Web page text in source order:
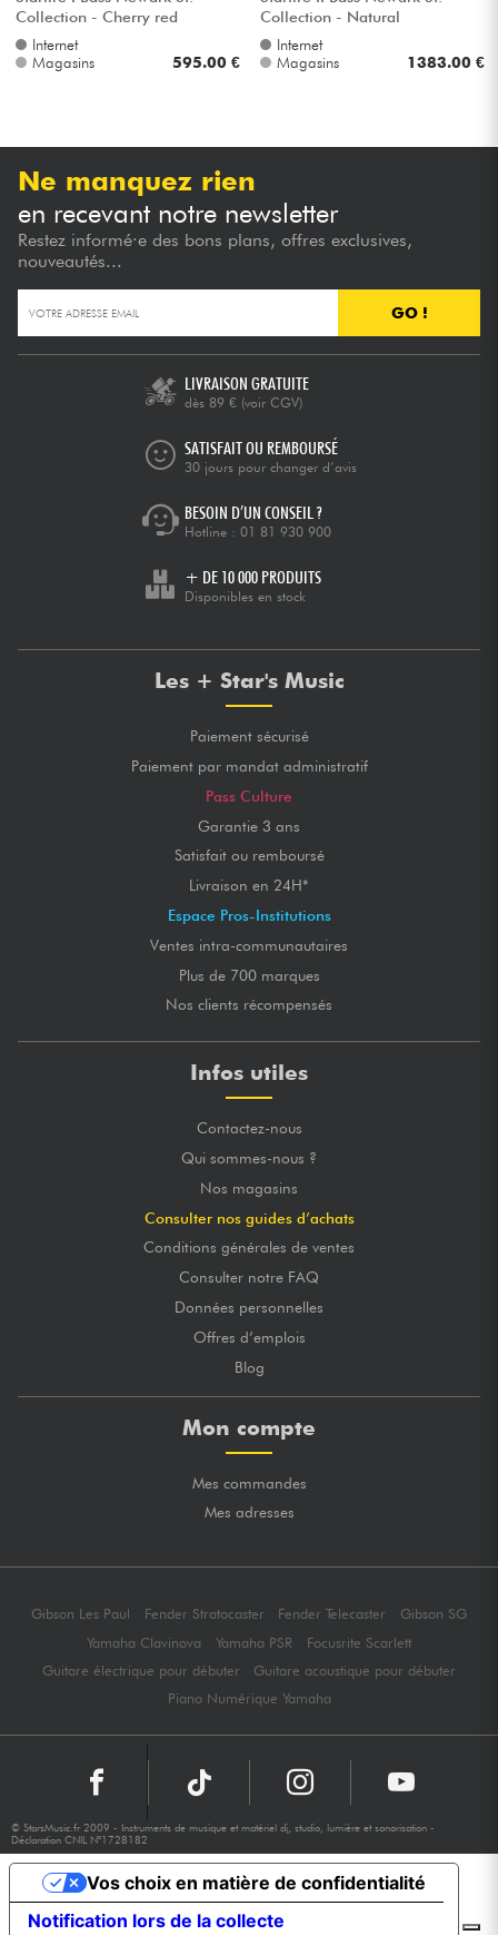
Collection - Cherry red
Internet
Magasins
595.00 €
Collection - Natural
Internet
Magasins
1383.00 €
Ne manquez rien
en recevant notre newsletter
Restez informé·e des bons plans, offres exclusives,
nouveautés...
GO !
LIVRAISON GRATUITE
dès 89 € (voir CGV)
SATISFAIT OU REMBOURSÉ
30 jours pour changer d’avis
BESOIN D’UN CONSEIL ?
Hotline : 01 81 930 900
+ DE 10 000 PRODUITS
Disponibles en stock
Les + Star's Music
Paiement sécurisé
Paiement par mandat administratif
Pass Culture
Garantie 3 ans
Satisfait ou remboursé
Livraison en 24H*
Espace Pros-Institutions
Ventes intra-communautaires
Plus de 700 marques
Nos clients récompensés
Infos utiles
Contactez-nous
Qui sommes-nous ?
Nos magasins
Consulter nos guides d’achats
Conditions générales de ventes
Consulter notre FAQ
Données personnelles
Offres d’emplois
Blog
Mon compte
Mes commandes
Mes adresses
Gibson Les Paul Fender Stratocaster Fender Telecaster
Gibson SG
Yamaha Clavinova
Yamaha PSR
Focusrite Scarlett
Guitare électrique pour débuter
Guitare acoustique pour débuter
Piano Numérique Yamaha
© StarsMusic.fr 2009 - Instruments de musique et matériel dj, studio, lumière et sonorisation -
Déclaration CNIL N°1728182
Notification lors de la collecte
Vos choix en matière de confidentialité